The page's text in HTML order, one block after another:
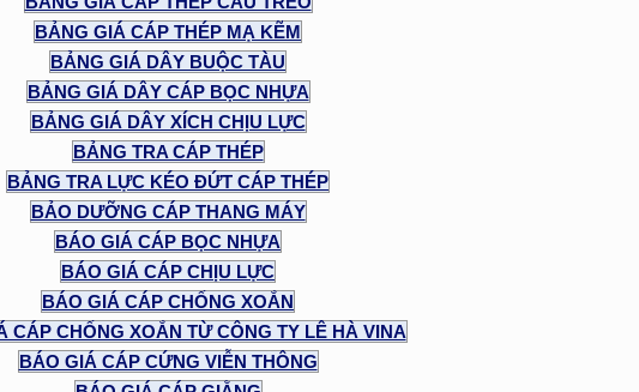
BẢNG GIÁ CÁP THÉP MẠ KẼM
BẢNG GIÁ DÂY BUỘC TÀU
BẢNG GIÁ DÂY CÁP BỌC NHỰA
BẢNG GIÁ DÂY XÍCH CHỊU LỰC
BẢNG TRA CÁP THÉP
BẢNG TRA LỰC KÉO ĐỨT CÁP THÉP
BẢO DƯỠNG CÁP THANG MÁY
BÁO GIÁ CÁP BỌC NHỰA
BÁO GIÁ CÁP CHỊU LỰC
BÁO GIÁ CÁP CHỐNG XOẮN
CÁP CHỐNG XOẮN TỪ CÔNG TY LÊ HÀ VINA
BÁO GIÁ CÁP CỨNG VIỄN THÔNG